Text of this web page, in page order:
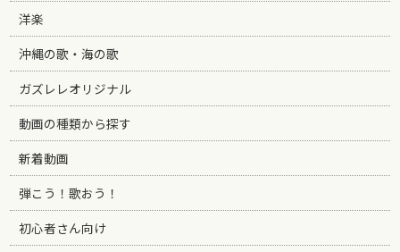
洋楽
沖縄の歌・海の歌
ガズレレオリジナル
動画の種類から探す
新着動画
弾こう！歌おう！
初心者さん向け